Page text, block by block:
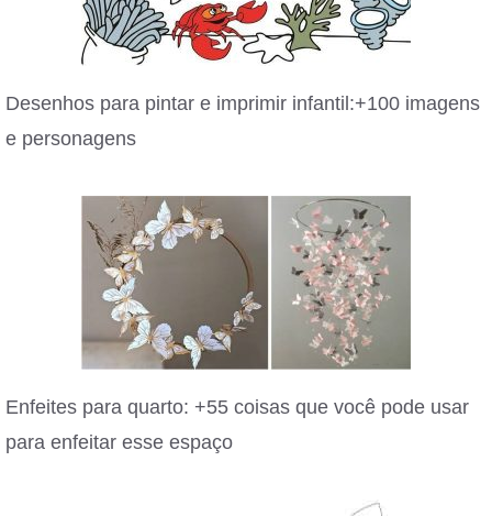
Desenhos para pintar e imprimir infantil:+100 imagens
e personagens
Enfeites para quarto: +55 coisas que você pode usar
para enfeitar esse espaço